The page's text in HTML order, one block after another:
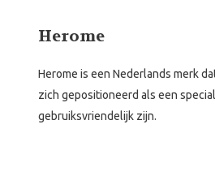
Herome
Herome is een Nederlands merk
zich gepositioneerd als een
gebruiksvriendelijk zijn.